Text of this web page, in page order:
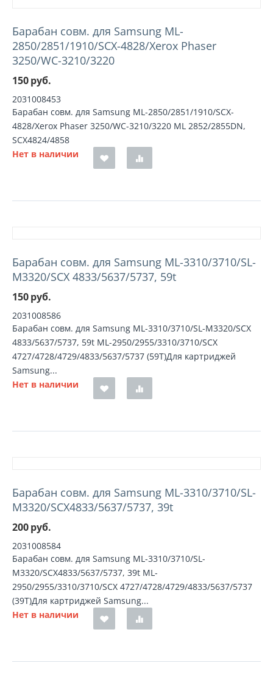
Барабан совм. для Samsung ML-
2850/2851/1910/SCX-4828/Xerox Phaser
3250/WC-3210/3220
150руб.
2031008453
Барабан совм. для Samsung ML-2850/2851/1910/SCX-
4828/Xerox Phaser 3250/WC-3210/3220 ML 2852/2855DN,
SCX4824/4858
Нет в наличии
Барабан совм. для Samsung ML-3310/3710/SL-
M3320/SCX 4833/5637/5737, 59t
150руб.
2031008586
Барабан совм. для Samsung ML-3310/3710/SL-M3320/SCX
4833/5637/5737, 59t ML-2950/2955/3310/3710/SCX
4727/4728/4729/4833/5637/5737 (59T)Для картриджей
Samsung...
Нет в наличии
Барабан совм. для Samsung ML-3310/3710/SL-
M3320/SCX4833/5637/5737, 39t
200руб.
2031008584
Барабан совм. для Samsung ML-3310/3710/SL-
M3320/SCX4833/5637/5737, 39t ML-
2950/2955/3310/3710/SCX 4727/4728/4729/4833/5637/5737
(39T)Для картриджей Samsung...
Нет в наличии